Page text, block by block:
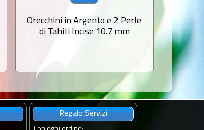
Orecchini in Argento e 2 Perle
di Tahiti Incise 10.7 mm
di
Regalo Servizi